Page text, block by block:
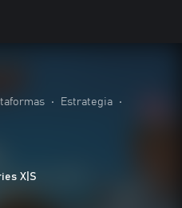
• Estrategia
•
X|S